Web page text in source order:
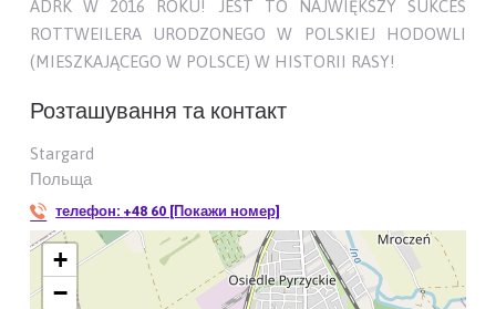
ADRK W 2016 ROKU! JEST TO NAJWIĘKSZY SUKCES
ROTTWEILERA URODZONEGO W POLSKIEJ HODOWLI
(MIESZKAJĄCEGO W POLSCE) W HISTORII RASY!
Розташування та контакт
Stargard
Польща
телефон: +48 60 [Покажи номер]
+
−